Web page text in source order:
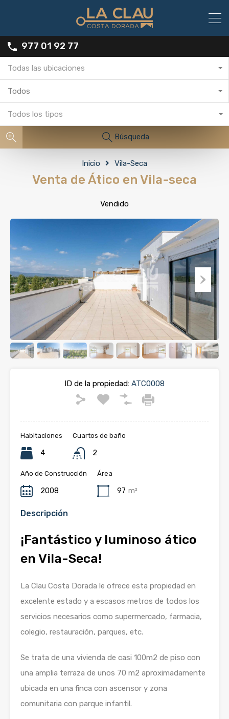
977 01 92 77
Todas las ubicaciones
Todos
Todos los tipos
Búsqueda
Inicio Vila-Seca
Venta de Ático en Vila-seca
Vendido
ID de la propiedad: ATC0008
Habitaciones
4
Cuartos de baño
2
Año de Construcción
2008
Área
97 m²
Descripción
¡Fantástico y luminoso ático
en Vila-Seca!
La Clau Costa Dorada le ofrece esta propiedad en
excelente estado y a escasos metros de todos los
servicios necesarios como supermercado, farmacia,
colegio, restauración, parques, etc.
Se trata de una vivienda de casi 100m2 de piso con
una amplia terraza de unos 70 m2 aproximadamente
ubicada en una finca con ascensor y zona
comunitaria con parque infantil.